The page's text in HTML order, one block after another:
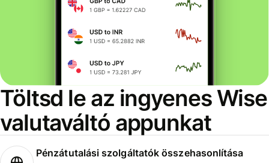
Töltsd le az ingyenes Wise
valutaváltó appunkat
Pénzátutalási szolgáltatók összehasonlítása